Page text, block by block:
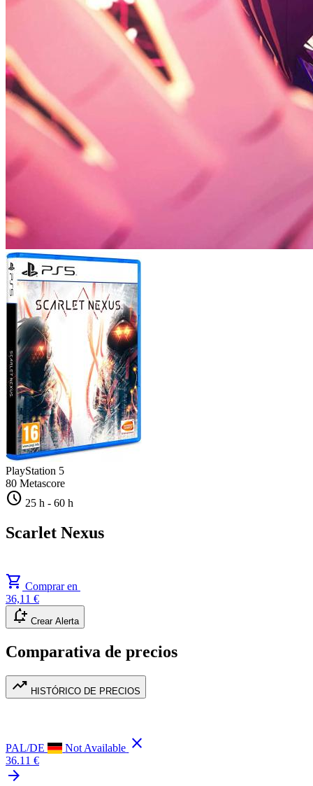
PlayStation 5
80 Metascore
schedule 25 h - 60 h
Scarlet Nexus
shopping_cart Comprar en
36,11 €
notification_add Crear Alerta
Comparativa de precios
trending_up HISTÓRICO DE PRECIOS
PAL/DE Not Available close
36.11 €
arrow_forward